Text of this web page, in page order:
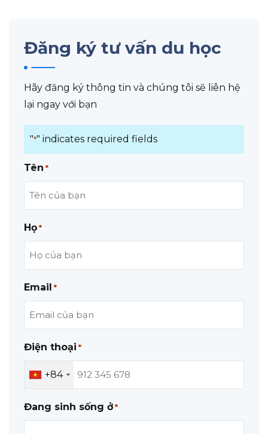
Đăng ký tư vấn du học
Hãy đăng ký thông tin và chúng tôi sẽ liên hệ
lại ngay với bạn
"*" indicates required fields
Tên *
Họ *
Email *
Điện thoại *
+84
Đang sinh sống ở *